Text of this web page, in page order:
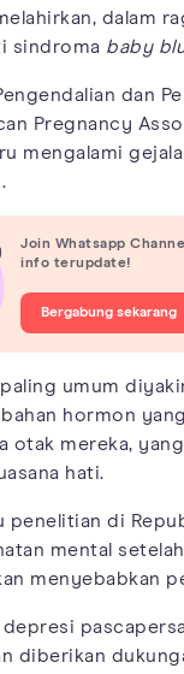
dalam
sindroma baby
dan
Pregnancy
mengalami
Join Whatsapp
info terupdate!
Bergabung sekarang
umum
hormon
otak mereka,
hati.
penelitian di
mental
menyebabkan
depresi
diberikan